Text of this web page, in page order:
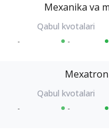
Mexanika va
- -
- -